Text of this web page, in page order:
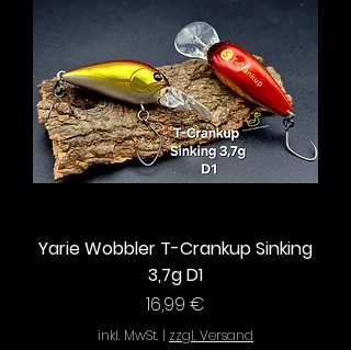
Yarie Wobbler T-Crankup Sinking
3,7g D1
Preis
16,99 €
inkl. MwSt. | zzgl. Versand